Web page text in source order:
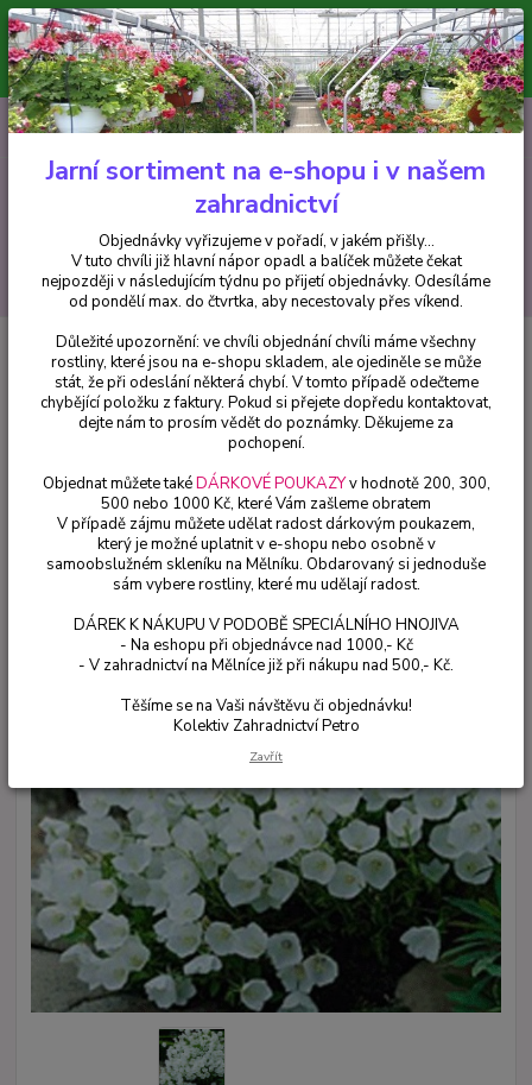
Minimální hodnota pro odeslání z e-shopu je 300 Kč.
V tuto chvíli již hlavní nápor objednávek opadl a balíček můžete čekat
nejpozději v následujícím týdnu po přijetí objednávky. Objednávky
vyřizujeme v pořadí, v jakém přišly...
CZK
Hledat
+420 602 223 614 0ks
za0 Kč
Balkónové rostliny Ostatní
Zvonek nevěsta – Campanula
Isophylla - cena za kus v 3-kusovém balení
Zvonek nevěsta – Campanula
Isophylla - cena za kus v 3-
kusovém balení
Jarní sortiment na e-shopu i v našem
zahradnictví
Objednávky vyřizujeme v pořadí, v jakém přišly...
V tuto chvíli již hlavní nápor opadl a balíček můžete čekat
nejpozději v následujícím týdnu po přijetí objednávky. Odesíláme
od pondělí max. do čtvrtka, aby necestovaly přes víkend.
Důležité upozornění: ve chvíli objednání chvíli máme všechny
rostliny, které jsou na e-shopu skladem, ale ojediněle se může
stát, že při odeslání některá chybí. V tomto případě odečteme
chybějící položku z faktury. Pokud si přejete dopředu kontaktovat,
dejte nám to prosím vědět do poznámky. Děkujeme za
pochopení.
Objednat můžete takéDÁRKOVÉ POUKAZYv hodnotě 200, 300,
500 nebo 1000 Kč, které Vám zašleme obratem
V případě zájmu můžete udělat radost dárkovým poukazem,
který je možné uplatnit v e-shopu nebo osobně v
samoobslužném skleníku na Mělníku. Obdarovaný si jednoduše
sám vybere rostliny, které mu udělají radost.
DÁREK K NÁKUPU V PODOBĚ SPECIÁLNÍHO HNOJIVA
- Na eshopu při objednávce nad 1000,- Kč
- V zahradnictví na Mělníce již při nákupu nad 500,- Kč.
Těšíme se na Vaši návštěvu či objednávku!
Kolektiv Zahradnictví Petro
Zavřít